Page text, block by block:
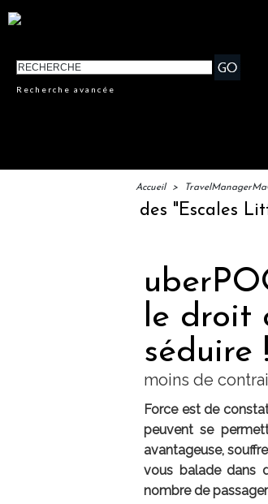
Recherche avancée
Accueil >
des "Escales Littéraires",
le droit
séduire !
moins de
Force est de
peuvent se
avantageuse,
vous balade dans
nombre de